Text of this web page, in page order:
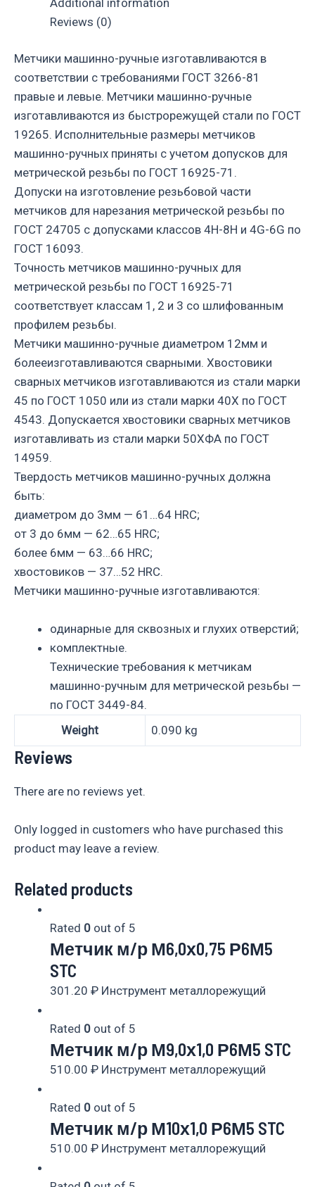
Reviews (0)
Метчики машинно-ручные изготавливаются в
соответствии с требованиями ГОСТ 3266-81
правые и левые. Метчики машинно-ручные
изготавливаются из быстрорежущей стали по ГОСТ
19265. Исполнительные размеры метчиков
машинно-ручных приняты с учетом допусков для
метрической резьбы по ГОСТ 16925-71.
Допуски на изготовление резьбовой части
метчиков для нарезания метрической резьбы по
ГОСТ 24705 с допусками классов 4H-8H и 4G-6G по
ГОСТ 16093.
Точность метчиков машинно-ручных для
метрической резьбы по ГОСТ 16925-71
соответствует классам 1, 2 и 3 со шлифованным
профилем резьбы.
Метчики машинно-ручные диаметром 12мм и
болееизготавливаются сварными. Хвостовики
сварных метчиков изготавливаются из стали марки
45 по ГОСТ 1050 или из стали марки 40Х по ГОСТ
4543. Допускается хвостовики сварных метчиков
изготавливать из стали марки 50ХФА по ГОСТ
14959.
Твердость метчиков машинно-ручных должна
быть:
диаметром до 3мм — 61…64 HRC;
от 3 до 6мм — 62…65 HRC;
более 6мм — 63…66 HRC;
хвостовиков — 37…52 HRC.
Метчики машинно-ручные изготавливаются:
одинарные для сквозных и глухих отверстий;
комплектные.
Технические требования к метчикам
машинно-ручным для метрической резьбы —
по ГОСТ 3449-84.
Weight
0.090 kg
Reviews
There are no reviews yet.
Only logged in customers who have purchased this
product may leave a review.
Related products
Rated 0 out of 5
Метчик м/р М6,0х0,75 Р6М5
STC
301.20 ₽ Инструмент металлорежущий
Rated 0 out of 5
Метчик м/р М9,0х1,0 Р6М5 STC
510.00 ₽ Инструмент металлорежущий
Rated 0 out of 5
Метчик м/р М10х1,0 Р6М5 STC
510.00 ₽ Инструмент металлорежущий